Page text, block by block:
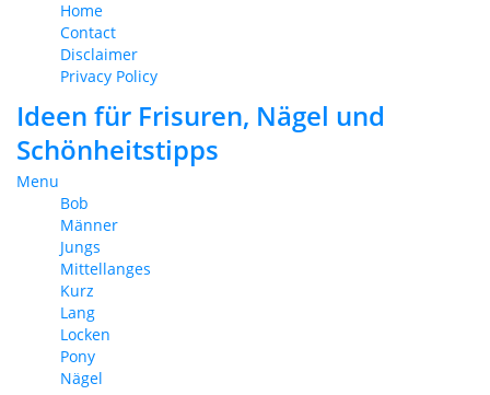
Home
Contact
Disclaimer
Privacy Policy
Ideen für Frisuren, Nägel und
Schönheitstipps
Menu
Bob
Männer
Jungs
Mittellanges
Kurz
Lang
Locken
Pony
Nägel